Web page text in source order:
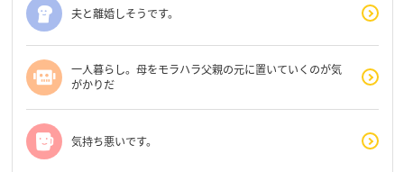
夫と離婚しそうです。
一人暮らし。母をモラハラ父親の元に置いていくのが気
がかりだ
気持ち悪いです。